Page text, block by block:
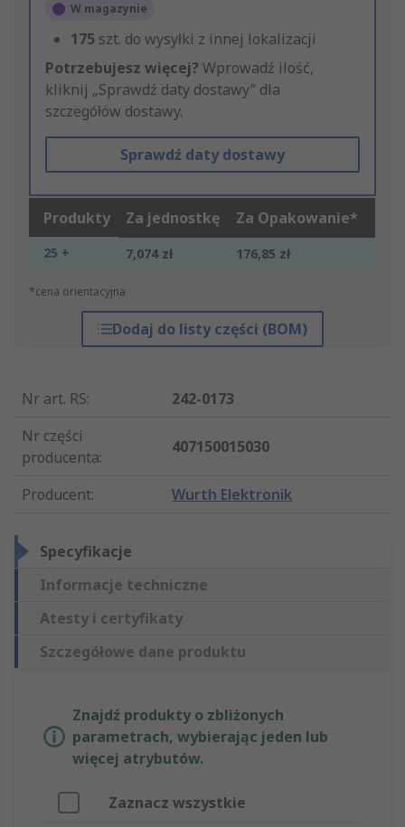
W magazynie
175 szt. do wysyłki z innej lokalizacji
Potrzebujesz więcej? Wprowadź ilość,
kliknij „Sprawdź daty dostawy” dla
szczegółów dostawy.
Sprawdź daty dostawy
Produkty Za jednostkę Za Opakowanie*
25 + 7,074 zł 176,85 zł
*cena orientacyjna
Dodaj do listy części (BOM)
Nr art. RS:
242-0173
Nr części
producenta:
407150015030
Producent: Wurth Elektronik
Specyfikacje
Informacje techniczne
Atesty i certyfikaty
Szczegółowe dane produktu
Znajdź produkty o zbliżonych
parametrach, wybierając jeden lub
więcej atrybutów.
Zaznacz wszystkie